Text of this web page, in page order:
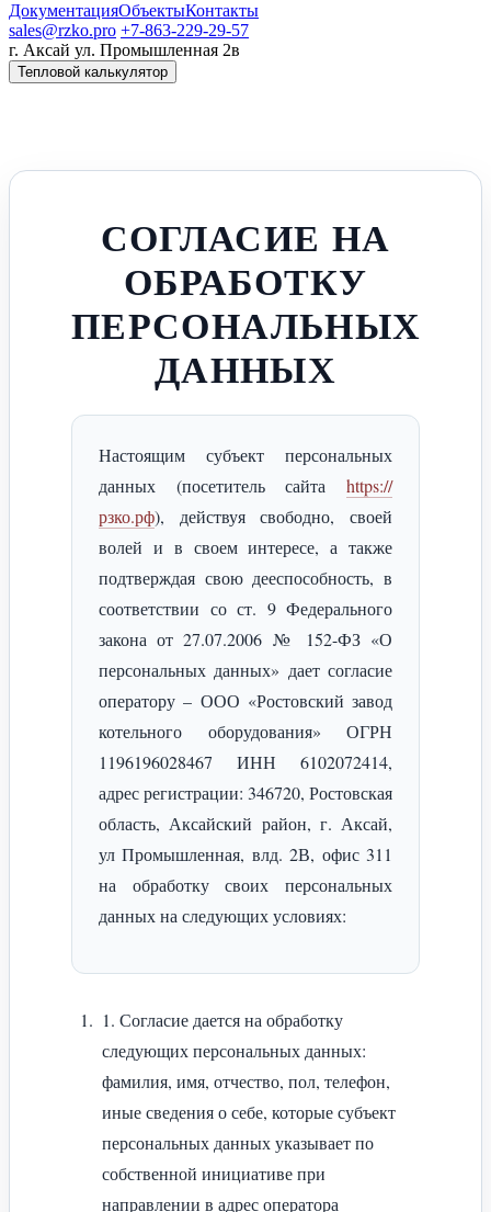
ДокументацияОбъектыКонтакты
sales@rzko.pro +7-863-229-29-57
г. Аксай ул. Промышленная 2в
Тепловой калькулятор
СОГЛАСИЕ НА
ОБРАБОТКУ
ПЕРСОНАЛЬНЫХ
ДАННЫХ
Настоящим субъект персональных
данных (посетитель сайта https://
рзко.рф), действуя свободно, своей
волей и в своем интересе, а также
подтверждая свою дееспособность, в
соответствии со ст. 9 Федерального
закона от 27.07.2006 № 152-ФЗ «О
персональных данных» дает согласие
оператору – ООО «Ростовский завод
котельного оборудования» ОГРН
1196196028467 ИНН 6102072414,
адрес регистрации: 346720, Ростовская
область, Аксайский район, г. Аксай,
ул Промышленная, влд. 2В, офис 311
на обработку своих персональных
данных на следующих условиях:
1. Согласие дается на обработку
следующих персональных данных:
фамилия, имя, отчество, пол, телефон,
иные сведения о себе, которые субъект
персональных данных указывает по
собственной инициативе при
направлении в адрес оператора